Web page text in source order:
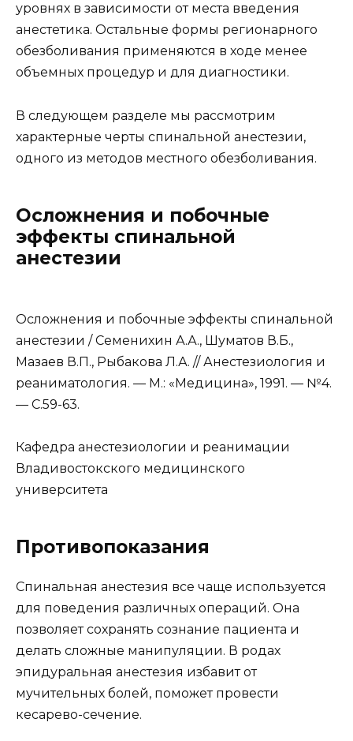
уровнях в зависимости от места введения
анестетика. Остальные формы регионарного
обезболивания применяются в ходе менее
объемных процедур и для диагностики.
В следующем разделе мы рассмотрим
характерные черты спинальной анестезии,
одного из методов местного обезболивания.
Осложнения и побочные
эффекты спинальной
анестезии
Осложнения и побочные эффекты спинальной
анестезии / Семенихин А.А., Шуматов В.Б.,
Мазаев В.П., Рыбакова Л.А. // Анестезиология и
реаниматология. — М.: «Медицина», 1991. — №4.
— С.59-63.
Кафедра анестезиологии и реанимации
Владивостокского медицинского
университета
Противопоказания
Спинальная анестезия все чаще используется
для поведения различных операций. Она
позволяет сохранять сознание пациента и
делать сложные манипуляции. В родах
эпидуральная анестезия избавит от
мучительных болей, поможет провести
кесарево-сечение.